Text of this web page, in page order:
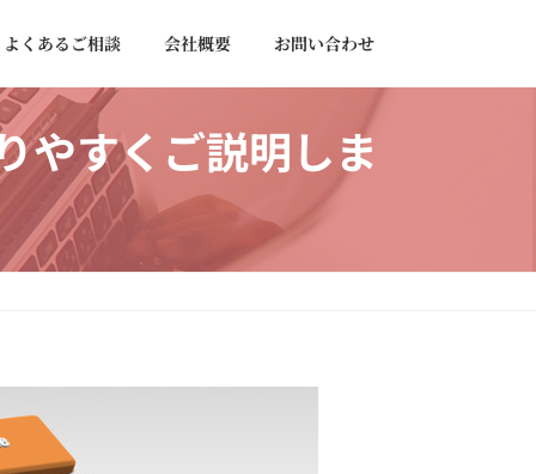
よくあるご相談 会社概要 お問い合わせ
やすくご説明しま